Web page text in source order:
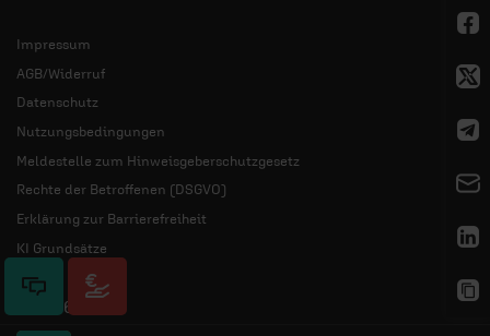
Impressum
AGB/Widerruf
Datenschutz
Nutzungsbedingungen
Meldestelle zum Hinweisgeberschutzgesetz
Rechte der Betroffenen (DSGVO)
Erklärung zur Barrierefreiheit
KI Grundsätze
© 2026 ERF